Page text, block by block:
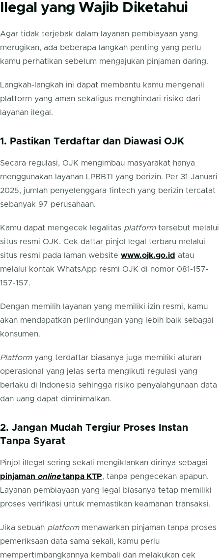
Ilegal yang Wajib Diketahui
Agar tidak terjebak dalam layanan pembiayaan yang
merugikan, ada beberapa langkah penting yang perlu
kamu perhatikan sebelum mengajukan pinjaman daring.
Langkah-langkah ini dapat membantu kamu mengenali
platform yang aman sekaligus menghindari risiko dari
layanan ilegal.
1. Pastikan Terdaftar dan Diawasi OJK
Secara regulasi, OJK mengimbau masyarakat hanya
menggunakan layanan LPBBTI yang berizin. Per 31 Januari
2025, jumlah penyelenggara fintech yang berizin tercatat
sebanyak 97 perusahaan.
Kamu dapat mengecek legalitas platformtersebut melalui
situs resmi OJK. Cek daftar pinjol legal terbaru melalui
situs resmi pada laman website www.ojk.go.id atau
melalui kontak WhatsApp resmi OJK di nomor 081-157-
157-157.
Dengan memilih layanan yang memiliki izin resmi, kamu
akan mendapatkan perlindungan yang lebih baik sebagai
konsumen.
Platformyang terdaftar biasanya juga memiliki aturan
operasional yang jelas serta mengikuti regulasi yang
berlaku di Indonesia sehingga risiko penyalahgunaan data
dan uang dapat diminimalkan.
2. Jangan Mudah Tergiur Proses Instan
Tanpa Syarat
Pinjol illegal sering sekali mengiklankan dirinya sebagai
pinjaman onlinetanpa KTP, tanpa pengecekan apapun.
Layanan pembiayaan yang legal biasanya tetap memiliki
proses verifikasi untuk memastikan keamanan transaksi.
Jika sebuah platformmenawarkan pinjaman tanpa proses
pemeriksaan data sama sekali, kamu perlu
mempertimbangkannya kembali dan melakukan cek